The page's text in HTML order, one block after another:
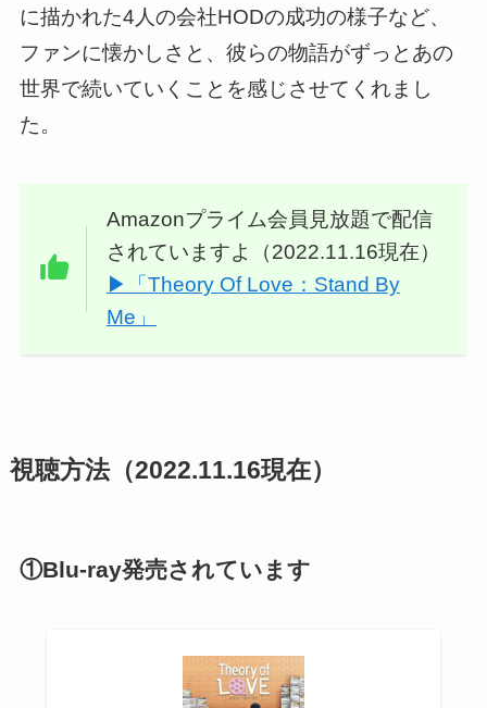
に描かれた4人の会社HODの成功の様子など、
ファンに懐かしさと、彼らの物語がずっとあの
世界で続いていくことを感じさせてくれまし
た。
Amazonプライム会員見放題で配信
されていますよ（2022.11.16現在）
▶︎「Theory Of Love：Stand By
Me」
視聴方法（2022.11.16現在）
①Blu-ray発売されています